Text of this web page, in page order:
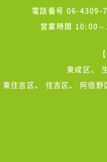
電話番号 06-4309-
営業時間 10:00～
東成区、
東住吉区、 住吉区、 阿倍野